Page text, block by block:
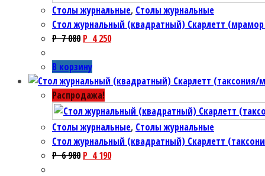
Столы журнальные, Столы журнальные
Стол журнальный (квадратный) Скарлетт
P7 080 P 4 250
В корзину
Распродажа!
Столы журнальные, Столы журнальные
Стол журнальный (квадратный) Скарлетт
P6 980 P 4 190